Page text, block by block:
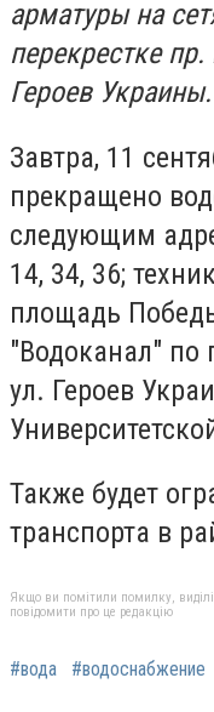
арматуры на
перекрестке
Героев Украины.
Завтра, 11
прекращено
следующим
14, 34, 36;
площадь
"Водоканал" по
ул. Героев
Также будет
транспорта в
Якщо ви помітили помилку,
повідомити про це редакцію
#вода #водоснабжение